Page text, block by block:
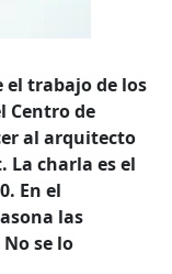
el trabajo de los
Centro de
al arquitecto
charla es el
En el
las
se lo